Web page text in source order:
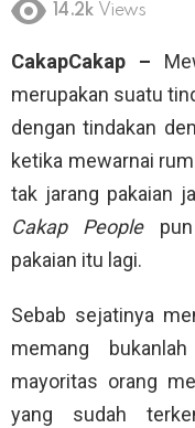
14.2k Views
CakapCakap –
merupakan suatu
dengan tindakan
ketika mewarnai
tak jarang pakaian
Cakap People
pakaian itu lagi.
Sebab sejatinya
memang
mayoritas orang
yang sudah